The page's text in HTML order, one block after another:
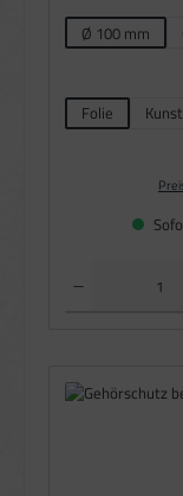
Ø 100 mm
Folie
Produkt Anzahl: Gib